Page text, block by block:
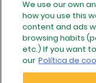
SÍGUENOS EN
We use our own
how you use this
content and ads
browsing habits
etc.) If you want
our Política de